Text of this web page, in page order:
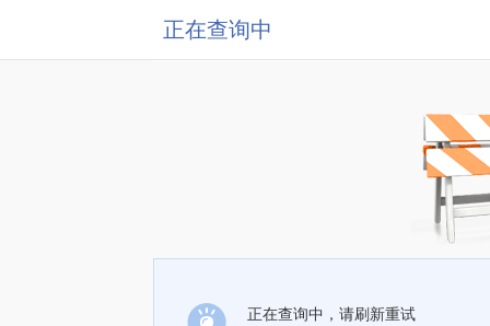
正在查询中
正在查询中，请刷新重试